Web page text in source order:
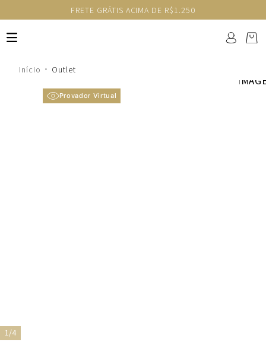
FRETE GRÁTIS ACIMA DE R$1.250
Outlet
Provador Virtual
1/4